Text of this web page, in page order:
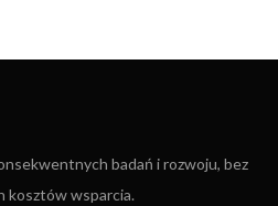
badań i rozwoju, bez
kosztów wsparcia.